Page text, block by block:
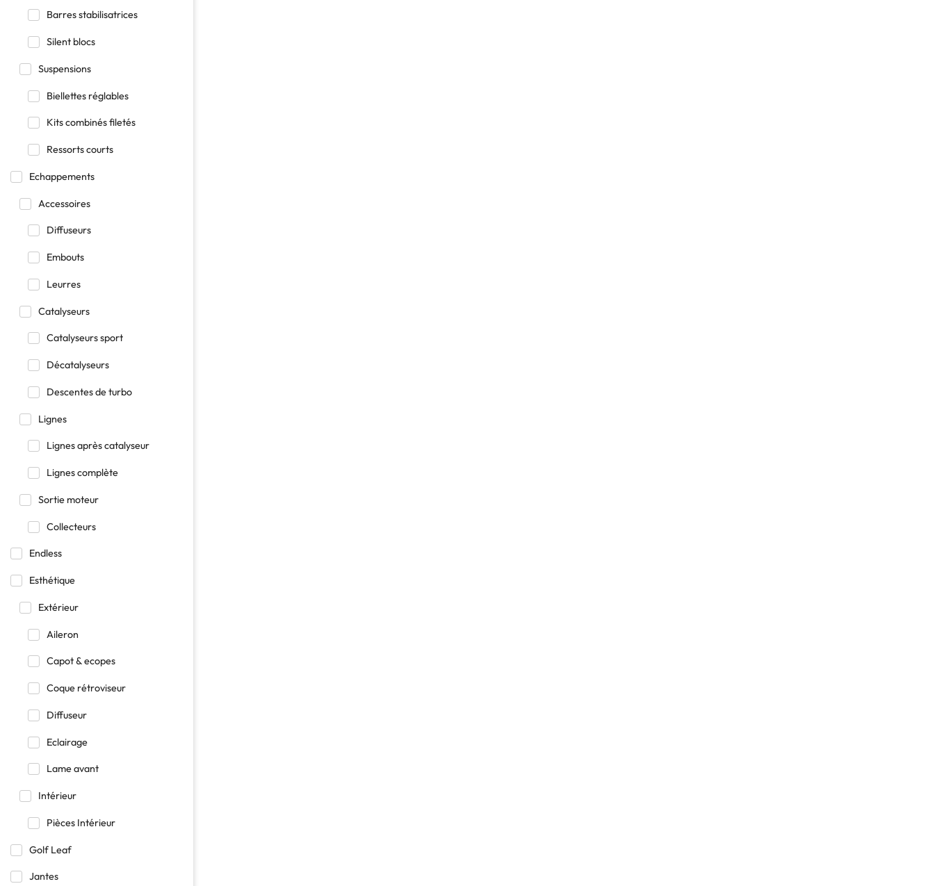
Barres stabilisatrices
Silent blocs
Suspensions
Biellettes réglables
Kits combinés filetés
Ressorts courts
Echappements
Accessoires
Diffuseurs
Embouts
Leurres
Catalyseurs
Catalyseurs sport
Décatalyseurs
Descentes de turbo
Lignes
Lignes après catalyseur
Lignes complète
Sortie moteur
Collecteurs
Endless
Esthétique
Extérieur
Aileron
Capot & ecopes
Coque rétroviseur
Diffuseur
Eclairage
Lame avant
Intérieur
Pièces Intérieur
Golf Leaf
Jantes